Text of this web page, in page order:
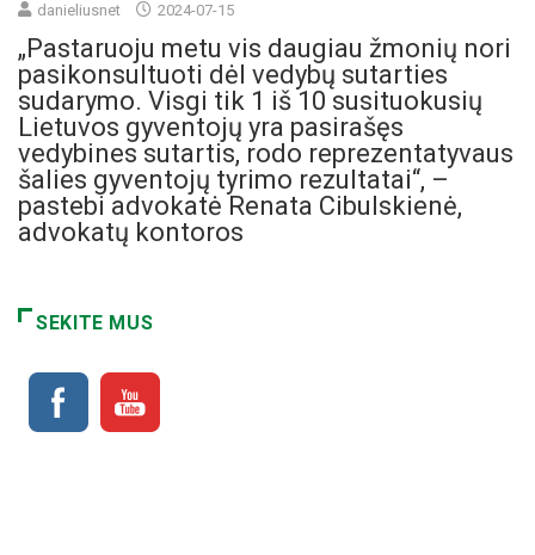
danieliusnet 2024-07-15
„Pastaruoju metu vis daugiau žmonių nori
pasikonsultuoti dėl vedybų sutarties
sudarymo. Visgi tik 1 iš 10 susituokusių
Lietuvos gyventojų yra pasirašęs
vedybines sutartis, rodo reprezentatyvaus
šalies gyventojų tyrimo rezultatai“, –
pastebi advokatė Renata Cibulskienė,
advokatų kontoros
SEKITE MUS